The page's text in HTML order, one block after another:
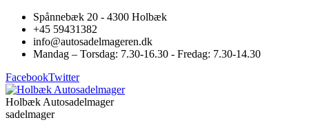
Spånnebæk 20 - 4300 Holbæk
+45 59431382
info@autosadelmageren.dk
Mandag – Torsdag: 7.30-16.30 - Fredag: 7.30-14.30
FacebookTwitter
Holbæk Autosadelmager
sadelmager